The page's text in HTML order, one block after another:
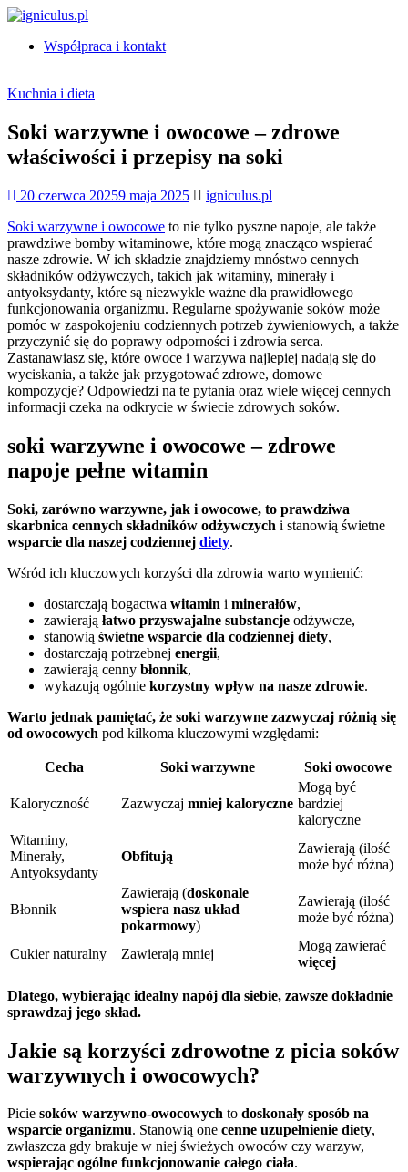
Skip
content
igniculus.pl
Współpraca i kontakt
Kuchnia i dieta
Soki warzywne i owocowe – zdrowe
właściwości i przepisy na soki
20 czerwca 20259 maja 2025
igniculus.pl
Soki warzywne i owocowe to nie tylko pyszne napoje, ale także
prawdziwe bomby witaminowe, które mogą znacząco wspierać
nasze zdrowie. W ich składzie znajdziemy mnóstwo cennych
składników odżywczych, takich jak witaminy, minerały i
antyoksydanty, które są niezwykle ważne dla prawidłowego
funkcjonowania organizmu. Regularne spożywanie soków może
pomóc w zaspokojeniu codziennych potrzeb żywieniowych, a także
przyczynić się do poprawy odporności i zdrowia serca.
Zastanawiasz się, które owoce i warzywa najlepiej nadają się do
wyciskania, a także jak przygotować zdrowe, domowe
kompozycje? Odpowiedzi na te pytania oraz wiele więcej cennych
informacji czeka na odkrycie w świecie zdrowych soków.
soki warzywne i owocowe – zdrowe
napoje pełne witamin
Soki, zarówno warzywne, jak i owocowe, to prawdziwa
skarbnica cennych składników odżywczych i stanowią świetne
wsparcie dla naszej codziennej diety.
Wśród ich kluczowych korzyści dla zdrowia warto wymienić:
dostarczają bogactwa witamin i minerałów,
zawierają łatwo przyswajalne substancje odżywcze,
stanowią świetne wsparcie dla codziennej diety,
dostarczają potrzebnej energii,
zawierają cenny błonnik,
wykazują ogólnie korzystny wpływ na nasze zdrowie.
Warto jednak pamiętać, że soki warzywne zazwyczaj różnią się
od owocowych pod kilkoma kluczowymi względami:
Cecha Soki warzywne Soki owocowe
Kaloryczność Zazwyczaj mniej kaloryczne
Mogą być
bardziej
kaloryczne
Witaminy,
Minerały,
Antyoksydanty
Obfitują
Zawierają (ilość
może być różna)
Błonnik
Zawierają (doskonale
wspiera nasz układ
pokarmowy)
Zawierają (ilość
może być różna)
Cukier naturalny Zawierają mniej
Mogą zawierać
więcej
Dlatego, wybierając idealny napój dla siebie, zawsze dokładnie
sprawdzaj jego skład.
Jakie są korzyści zdrowotne z picia soków
warzywnych i owocowych?
Picie soków warzywno-owocowych to doskonały sposób na
wsparcie organizmu. Stanowią one cenne uzupełnienie diety,
zwłaszcza gdy brakuje w niej świeżych owoców czy warzyw,
wspierając ogólne funkcjonowanie całego ciała.